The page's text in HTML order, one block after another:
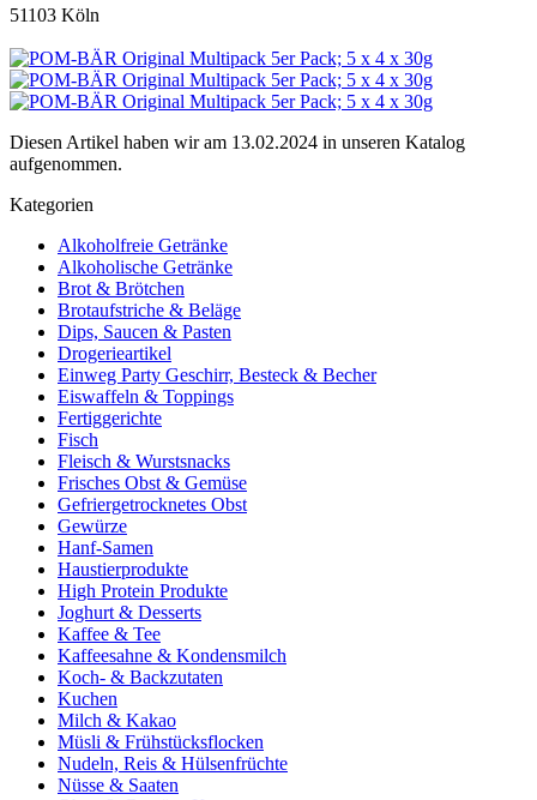
51103 Köln
Diesen Artikel haben wir am 13.02.2024 in unseren Katalog
aufgenommen.
Kategorien
Alkoholfreie Getränke
Alkoholische Getränke
Brot & Brötchen
Brotaufstriche & Beläge
Dips, Saucen & Pasten
Drogerieartikel
Einweg Party Geschirr, Besteck & Becher
Eiswaffeln & Toppings
Fertiggerichte
Fisch
Fleisch & Wurstsnacks
Frisches Obst & Gemüse
Gefriergetrocknetes Obst
Gewürze
Hanf-Samen
Haustierprodukte
High Protein Produkte
Joghurt & Desserts
Kaffee & Tee
Kaffeesahne & Kondensmilch
Koch- & Backzutaten
Kuchen
Milch & Kakao
Müsli & Frühstücksflocken
Nudeln, Reis & Hülsenfrüchte
Nüsse & Saaten